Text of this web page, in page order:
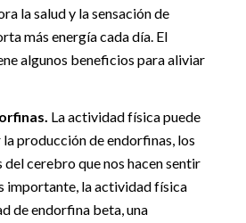
la salud y la sensación de
más energía cada día. El
algunos beneficios para aliviar
La actividad física puede
producción de endorfinas, los
cerebro que nos hacen sentir
importante, la actividad física
de endorfina beta, una